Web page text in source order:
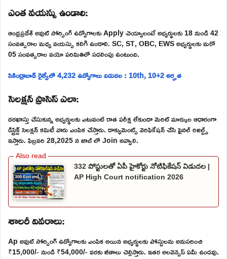
ఎంత వయస్సు ఉండాలి:
ఆంధ్రప్రదేశ్ అవుట్ సోర్సింగ్ ఉద్యోగాలకు Apply చెయ్యాలంటే అభ్యర్థులకు 18 నుండి 42
సంవత్సరాల మధ్య వయస్సు కలిగి ఉండాలి. SC, ST, OBC, EWS అభ్యర్థులకు మరో
05 సంవత్సరాల వయో పరిమితిలో సడలింపు ఉంటుంది.
సికింద్రాబాద్ రైల్వేలో 4,232 ఉద్యోగాలు విడుదల : 10th, 10+2 అర్హత
సెలక్షన్ ప్రాసెస్ ఎలా:
దరఖాస్తు చేసుకున్న అభ్యర్థులకు ఎటువంటి రాత పరీక్ష లేకుండా మెరిట్ మార్కుల ఆధారంగా
డిస్ట్రిక్ట్ సెలక్షన్ కమిటీ వారు ఎంపిక చేస్తారు. డాక్యుమెంట్స్ వెరిఫికేషన్ చేసి ఫైనల్ రిజల్ట్స్
ఇస్తారు. ఫిబ్రవరి 28,2025 న జాబ్ లో Join అవ్వాలి.
332 పోస్టులతో ఏపీ హైకోర్టు నోటిఫికేషన్ విడుదల |
AP High Court notification 2026
శాలరీ వివరాలు:
Ap అవుట్ సోర్సింగ్ ఉద్యోగాలకు ఎంపిక అయిన అభ్యర్థులకు పోస్టులను అనుసరించి
₹15,000/- నుండి ₹54,000/- వరకు జీతాలు చెల్లిస్తారు. ఇతర అలవెన్సెస్ ఏమీ ఉండవు.